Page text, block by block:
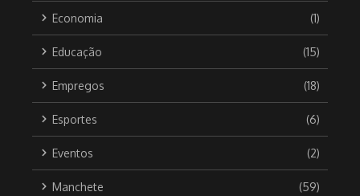
Economia (1)
Educação (15)
Empregos (18)
Esportes (6)
Eventos (2)
Manchete (59)